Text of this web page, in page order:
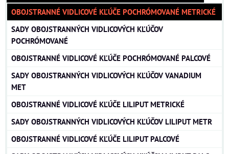
OBOJSTRANNÉ VIDLICOVÉ KĽÚČE POCHRÓMOVANÉ METRICKÉ
SADY OBOJSTRANNÝCH VIDLICOVÝCH KĽÚČOV
POCHRÓMOVANÉ
OBOJSTRANNÉ VIDLICOVÉ KĽÚČE POCHRÓMOVANÉ PALCOVÉ
SADY OBOJSTRANNÝCH VIDLICOVÝCH KĽÚČOV VANADIUM
MET
OBOJSTRANNÉ VIDLICOVÉ KĽÚČE LILIPUT METRICKÉ
SADY OBOJSTRANNÝCH VIDLICOVÝCH KĽÚČOV LILIPUT METR
OBOJSTRANNÉ VIDLICOVÉ KĽÚČE LILIPUT PALCOVÉ